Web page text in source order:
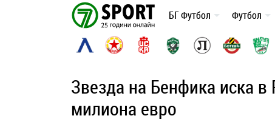
БГ Футбол Футбол
Звезда на Бенфика иска в
милиона евро